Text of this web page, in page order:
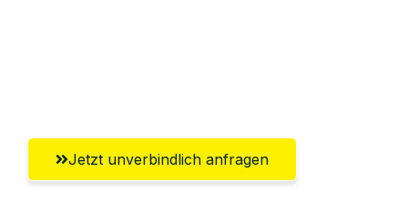
Jetzt unverbindlich anfragen